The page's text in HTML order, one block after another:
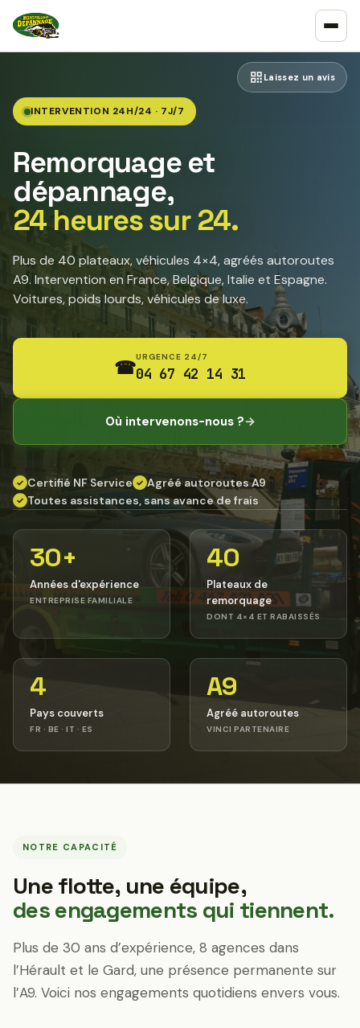
Laissez un avis
INTERVENTION 24H/24 · 7J/7
Remorquage et
dépannage,
24 heures sur 24.
Plus de 40 plateaux, véhicules 4×4, agréés autoroutes
A9. Intervention en France, Belgique, Italie et Espagne.
Voitures, poids lourds, véhicules de luxe.
☎URGENCE 24/7
04 67 42 14 31
Où intervenons-nous ?→
✓ Certifié NF Service ✓ Agréé autoroutes A9
✓ Toutes assistances, sans avance de frais
30+
Années d'expérience
ENTREPRISE FAMILIALE
40
Plateaux de
remorquage
DONT 4×4 ET RABAISSÉS
4
Pays couverts
FR · BE · IT · ES
A9
Agréé autoroutes
VINCI PARTENAIRE
NOTRE CAPACITÉ
Une flotte, une équipe,
des engagements qui tiennent.
Plus de 30 ans d’expérience, 8 agences dans
l’Hérault et le Gard, une présence permanente sur
l’A9. Voici nos engagements quotidiens envers vous.